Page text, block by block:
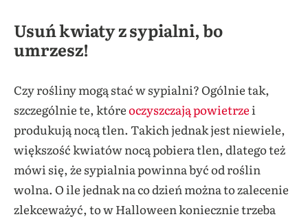
Usuń kwiaty z sypialni, bo
umrzesz!
Czy rośliny mogą stać w sypialni? Ogólnie tak,
szczególnie te, któreoczyszczają powietrze i
produkują nocą tlen. Takich jednak jest niewiele,
większość kwiatów nocą pobiera tlen, dlatego też
mówi się, że sypialnia powinna być od roślin
wolna. O ile jednak na co dzień można to zalecenie
zlekceważyć, to w Halloween koniecznie trzeba